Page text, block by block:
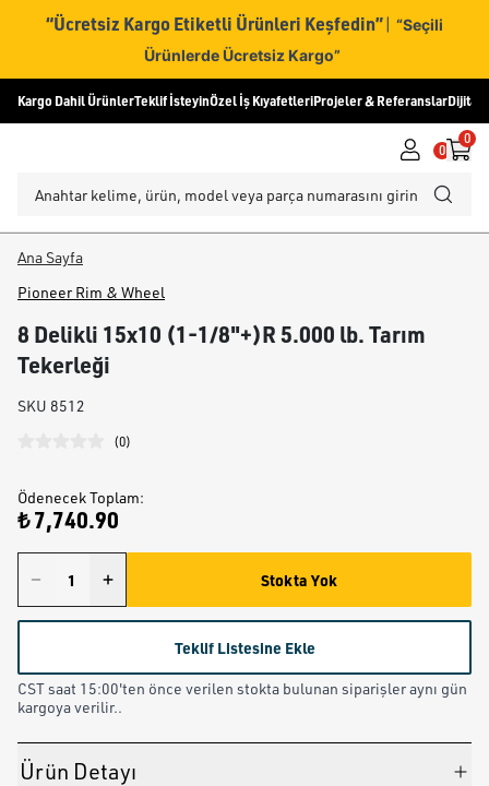
“Ücretsiz Kargo Etiketli Ürünleri Keşfedin” | “Seçili
Ürünlerde Ücretsiz Kargo”
Kargo Dahil ÜrünlerTeklif İsteyinÖzel İş KıyafetleriProjeler & ReferanslarDijital
0
0
Ana Sayfa
Pioneer Rim & Wheel
8 Delikli 15x10 (1-1/8"+)R 5.000 lb. Tarım
Tekerleği
SKU 8512
(0)
Ödenecek Toplam:
₺ 7,740.90
Stokta Yok
Teklif Listesine Ekle
CST saat 15:00'ten önce verilen stokta bulunan siparişler aynı gün
kargoya verilir..
Ürün Detayı